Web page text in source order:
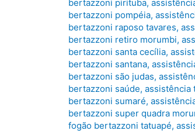
bertazzoni pirituba,
bertazzoni pompéia,
bertazzoni raposo tavares,
bertazzoni retiro morumbi,
bertazzoni santa cecília,
bertazzoni santana,
bertazzoni são judas,
bertazzoni saúde, assistência
bertazzoni sumaré,
bertazzoni super quadra
fogão bertazzoni tatuapé,